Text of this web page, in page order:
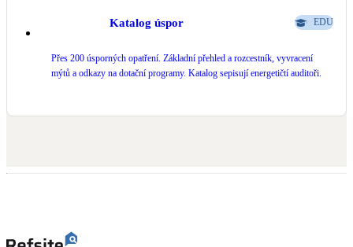
Akumulace dešťovky
Zelená střecha NEW
Vegetační střechy
Katalog úspor EDU
Přes 200 úsporných opatření. Základní přehled a rozcestník, vyvracení
mýtů a odkazy na dotační programy. Katalog sepisují energetičtí auditoři.